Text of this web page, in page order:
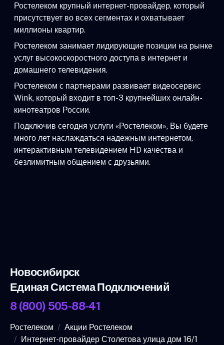
Ростелеком крупный интернет-провайдер, который
присутствует во всех сегментах и охватывает
миллионы квартир.
Ростелеком занимает лидирующие позиции на рынке
услуг высокоскоростного доступа в интернет и
домашнего телевидения.
Ростелеком с партнерами развивает видеосервис
Wink, который входит в топ-3 крупнейших онлайн-
кинотеатров России.
Подключив сегодня услуги «Ростелеком», Вы будете
много лет наслаждаться надежным интернетом,
интерактивным телевидением HD качества и
безлимитным общением с друзьями.
Новосибирск
Единая Система Подключений
8 (800) 505-88-41
Ростелеком
Акции Ростелеком
Интернет-провайдер Столетова улица дом 16/1